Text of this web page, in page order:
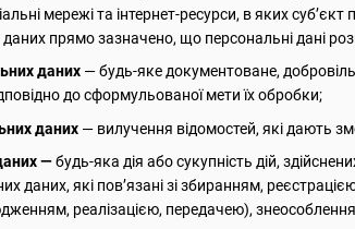
мережі та інтернет-ресурси, в яких
прямо зазначено, що персональні дані
даних — будь-яке документоване,
до сформульованої мети їх обробки;
даних — вилучення відомостей, які дають
—будь-яка дія або сукупність дій,
даних, які пов’язані зі збиранням,
реалізацією, передачею),